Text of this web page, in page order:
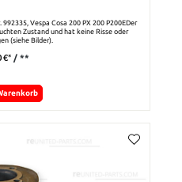
Vespa Cosa 200 PX 200 P200EDer
Zustand und hat keine Risse oder
(siehe Bilder).
€* / **